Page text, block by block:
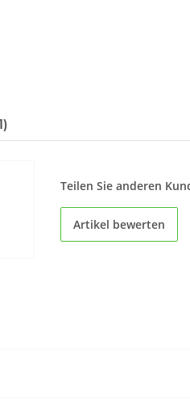
Teilen Sie anderen
Artikel bewerten